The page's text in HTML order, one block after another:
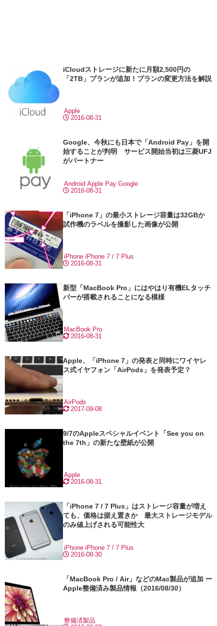
iCloudストレージに新たに月額2,500円の
「2TB」プランが追加！プランの変更方法を解説
2016-08-31
Apple
Google、今秋にも日本で「Android Pay」を開
始することが判明 サービス開始当初は三菱UFJ
がパートナー
2016-08-31
Android Apple Pay Google
「iPhone 7」の最小ストレージ容量は32GBか
試作機のラベルを撮影した画像が公開
2016-08-31
iPhone iPhone 7 / 7 Plus
新型「MacBook Pro」にはやはり有機ELタッチ
バーが搭載されることになる模様
2016-08-31
MacBook Pro
Apple、「iPhone 7」の発表と同時にワイヤレ
ス式イヤフォン「AirPods」を発表予定？
2017-09-08
AirPods
9/7のAppleスペシャルイベント「See you on
the 7th」の新たな壁紙が公開
2016-08-31
Apple
「iPhone 7 / 7 Plus」はストレージ容量が増え
ても、価格は据え置きか 最大ストレージモデル
のみ値上げされる可能性大
2016-08-30
iPhone iPhone 7 / 7 Plus
「MacBook Pro / Air」などのMac製品が追加 ー
Apple整備済み製品情報（2016/08/30）
整備済製品